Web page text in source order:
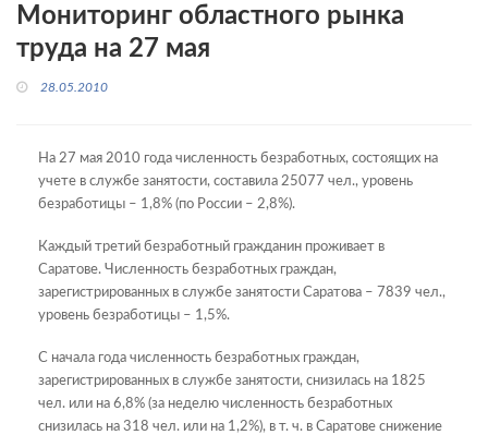
Мониторинг областного рынка
труда на 27 мая
28.05.2010
На 27 мая 2010 года численность безработных, состоящих на
учете в службе занятости, составила 25077 чел., уровень
безработицы – 1,8% (по России – 2,8%).
Каждый третий безработный гражданин проживает в
Саратове. Численность безработных граждан,
зарегистрированных в службе занятости Саратова – 7839 чел.,
уровень безработицы – 1,5%.
С начала года численность безработных граждан,
зарегистрированных в службе занятости, снизилась на 1825
чел. или на 6,8% (за неделю численность безработных
снизилась на 318 чел. или на 1,2%), в т. ч. в Саратове снижение